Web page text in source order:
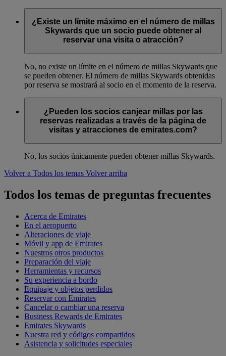
¿Existe un límite máximo en el número de millas
Skywards que un socio puede obtener al
reservar una visita o atracción?
No, no existe un límite en el número de millas Skywards que
se pueden obtener. El número de millas Skywards obtenidas
por reserva se mostrará al socio en el momento de la reserva.
¿Pueden los socios canjear millas por las
reservas realizadas a través de la página de
visitas y atracciones de emirates.com?
No, los socios únicamente pueden obtener millas Skywards.
Volver a Todos los temas Volver arriba
Todos los temas de preguntas frecuentes
Acerca de Emirates
En el aeropuerto
Alteraciones de viaje
Móvil y app de Emirates
Nuestros otros productos
Preparación del viaje
Herramientas y recursos
Su experiencia a bordo
Equipaje y objetos perdidos
Reservar con Emirates
Cancelar o cambiar una reserva
Business Rewards de Emirates
Emirates Skywards
Nuestra red y códigos compartidos
Asistencia y solicitudes especiales